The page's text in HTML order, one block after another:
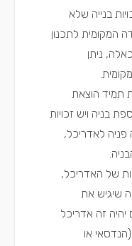
בנייה שלא
המקומית לתכנון
ניתן
תמיד הוצאת
בניה ויש זכויות
פניה לאדריכל,
של האדריכל,
שיגיש את
יהיה זה אדריכל
או